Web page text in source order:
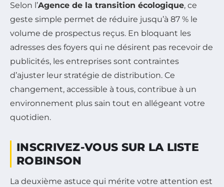
Selon l’Agence de la transition écologique, ce
geste simple permet de réduire jusqu’à 87 % le
volume de prospectus reçus. En bloquant les
adresses des foyers qui ne désirent pas recevoir de
publicités, les entreprises sont contraintes
d’ajuster leur stratégie de distribution. Ce
changement, accessible à tous, contribue à un
environnement plus sain tout en allégeant votre
quotidien.
INSCRIVEZ-VOUS SUR LA LISTE
ROBINSON
La deuxième astuce qui mérite votre attention est